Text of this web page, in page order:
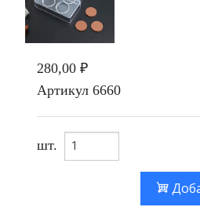
280,00 ₽
Артикул 6660
шт.